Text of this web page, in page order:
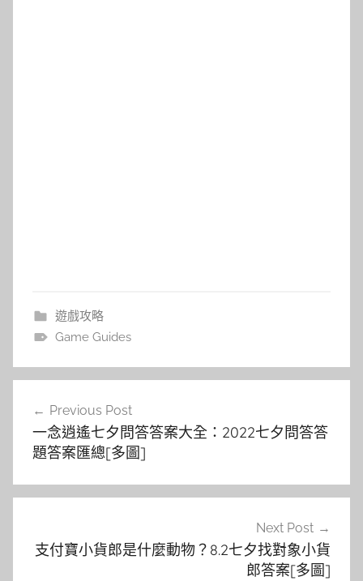
遊戲攻略
Game Guides
導
覽
Previous Post
一念逍遙七夕問答答案大全：2022七夕問答答
題答案匯總[多圖]
Next Post
支付寶小貨郎是什麼動物？8.2七夕找對象小貨
郎答案[多圖]